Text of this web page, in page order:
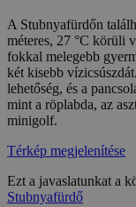
A Stubnyafürdőn
méteres, 27 °C körüli
fokkal melegebb
két kisebb
lehetőség, és a
mint a röplabda, az
minigolf.
Térkép megjelenítése
Ezt a javaslatunkat a
Stubnyafürdő